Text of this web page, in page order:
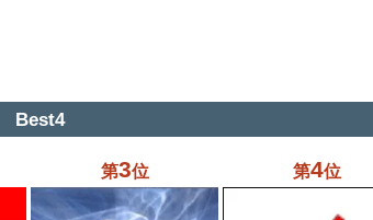
Best4
第3位 第4位